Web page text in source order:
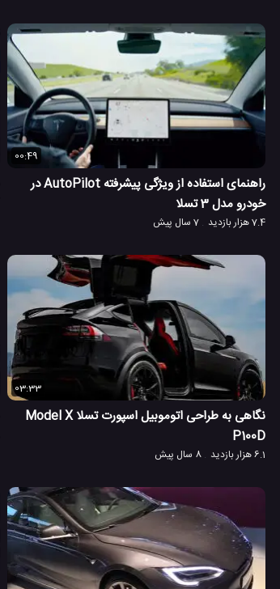
00:49
راهنمای استفاده از ویژگی پیشرفته AutoPilot در
خودرو مدل 3 تسلا
7.4 هزار بازدید 7 سال پیش
03:33
نگاهی به طراحی اتوموبیل اسپورت تسلا Model X
P100D
6.1 هزار بازدید 8 سال پیش